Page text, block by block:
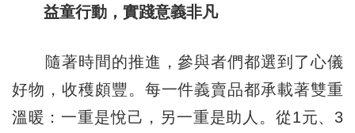
益童行動，實踐意義非凡
隨著時間的推進，參與者們都選到了心儀
好物，收穫頗豐。每一件義賣品都承載著雙重
溫暖：一重是悅己，另一重是助人。從1元、3